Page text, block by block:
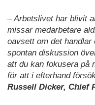
– Arbetslivet har blivit
missar medarbetare
oavsett om det
spontan diskussion
att du kan fokusera på
för att i efterhand
Russell Dicker, Chief